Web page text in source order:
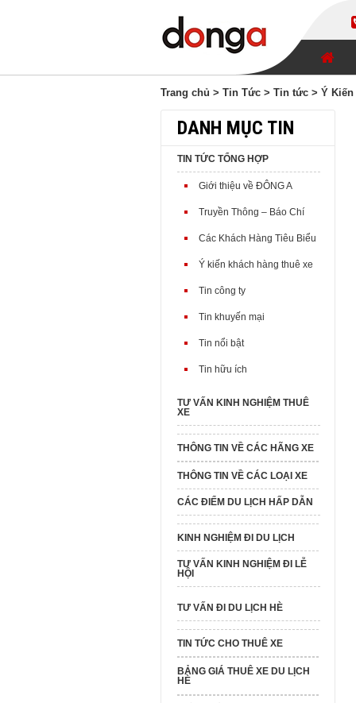
Trang chủ > Tin Tức > Tin tức > Ý Kiến
DANH MỤC TIN
TIN TỨC TỔNG HỢP
Giới thiệu về ĐÔNG A
Truyền Thông – Báo Chí
Các Khách Hàng Tiêu Biểu
Ý kiến khách hàng thuê xe
Tin công ty
Tin khuyến mại
Tin nổi bật
Tin hữu ích
TƯ VẤN KINH NGHIỆM THUÊ
XE
THÔNG TIN VỀ CÁC HÃNG XE
THÔNG TIN VỀ CÁC LOẠI XE
CÁC ĐIỂM DU LỊCH HẤP DẪN
KINH NGHIỆM ĐI DU LỊCH
TƯ VẤN KINH NGHIỆM ĐI LỄ
HỘI
TƯ VẤN ĐI DU LỊCH HÈ
TIN TỨC CHO THUÊ XE
BẢNG GIÁ THUÊ XE DU LỊCH
HÈ